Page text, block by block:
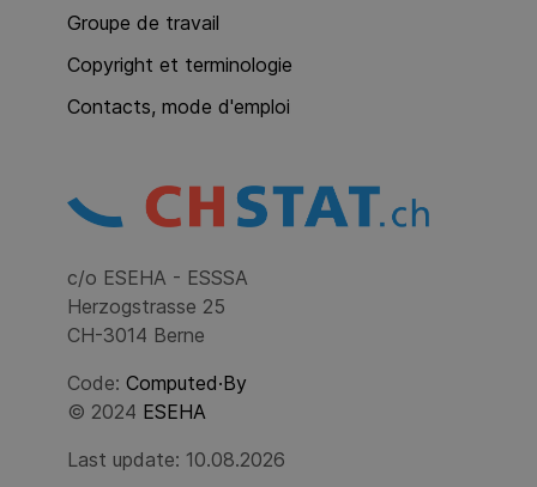
Groupe de travail
Copyright et terminologie
Contacts, mode d'emploi
c/o ESEHA - ESSSA
Herzogstrasse 25
CH-3014 Berne
Code: Computed·By
© 2024 ESEHA
Last update: 10.08.2026